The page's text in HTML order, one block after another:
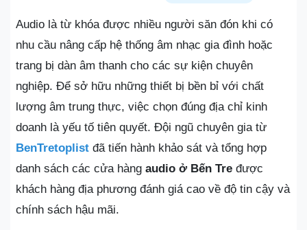
Audio là từ khóa được nhiều người săn đón khi có
nhu cầu nâng cấp hệ thống âm nhạc gia đình hoặc
trang bị dàn âm thanh cho các sự kiện chuyên
nghiệp. Để sở hữu những thiết bị bền bỉ với chất
lượng âm trung thực, việc chọn đúng địa chỉ kinh
doanh là yếu tố tiên quyết. Đội ngũ chuyên gia từ
BenTretoplist đã tiến hành khảo sát và tổng hợp
danh sách các cửa hàng audio ở Bến Tre được
khách hàng địa phương đánh giá cao về độ tin cậy và
chính sách hậu mãi.